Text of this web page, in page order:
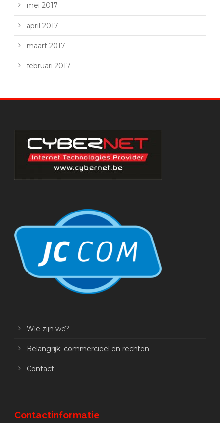
mei 2017
april 2017
maart 2017
februari 2017
Wie zijn we?
Belangrijk: commercieel en rechten
Contact
Contactinformatie